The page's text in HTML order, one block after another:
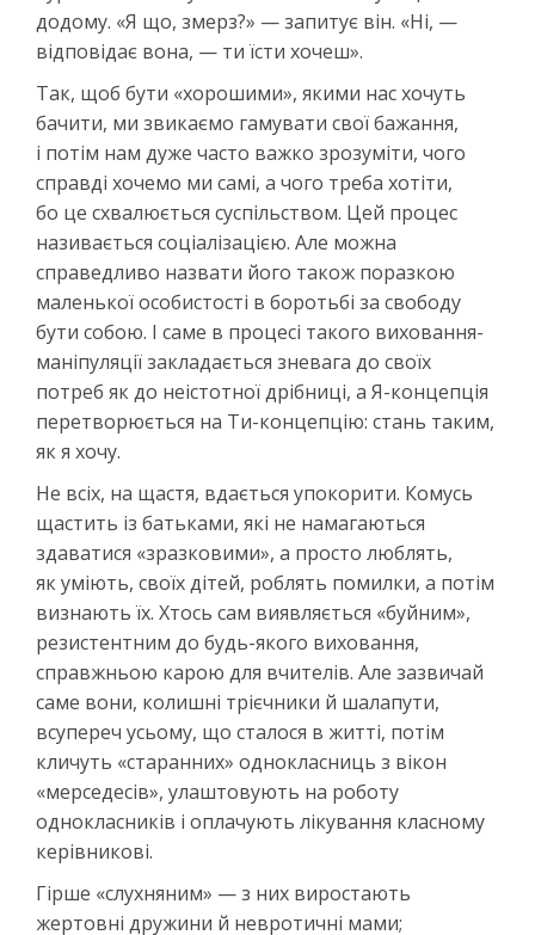
додому. «Я що, змерз?» — запитує він. «Ні, —
відповідає вона, — ти їсти хочеш».
Так, щоб бути «хорошими», якими нас хочуть
бачити, ми звикаємо гамувати свої бажання,
і потім нам дуже часто важко зрозуміти, чого
справді хочемо ми самі, а чого треба хотіти,
бо це схвалюється суспільством. Цей процес
називається соціалізацією. Але можна
справедливо назвати його також поразкою
маленької особистості в боротьбі за свободу
бути собою. І саме в процесі такого виховання-
маніпуляції закладається зневага до своїх
потреб як до неістотної дрібниці, а Я-концепція
перетворюється на Ти-концепцію: стань таким,
як я хочу.
Не всіх, на щастя, вдається упокорити. Комусь
щастить із батьками, які не намагаються
здаватися «зразковими», а просто люблять,
як уміють, своїх дітей, роблять помилки, а потім
визнають їх. Хтось сам виявляється «буйним»,
резистентним до будь-якого виховання,
справжньою карою для вчителів. Але зазвичай
саме вони, колишні трієчники й шалапути,
всупереч усьому, що сталося в житті, потім
кличуть «старанних» однокласниць з вікон
«мерседесів», улаштовують на роботу
однокласників і оплачують лікування класному
керівникові.
Гірше «слухняним» — з них виростають
жертовні дружини й невротичні мами;